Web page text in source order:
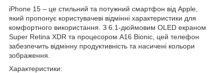
iPhone 15 – це стильний та потужний смартфон від Apple,
який пропонує користувачеві відмінні характеристики для
комфортного використання. З 6.1-дюймовим OLED екраном
Super Retina XDR та процесором A16 Bionic, цей телефон
забезпечить відмінну продуктивність та насичені кольори
зображення.
Характеристики: